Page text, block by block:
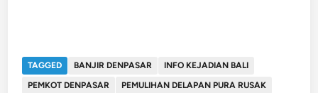
TAGGED BANJIR DENPASAR
INFO KEJADIAN BALI
PEMKOT DENPASAR
PEMULIHAN DELAPAN PURA RUSAK